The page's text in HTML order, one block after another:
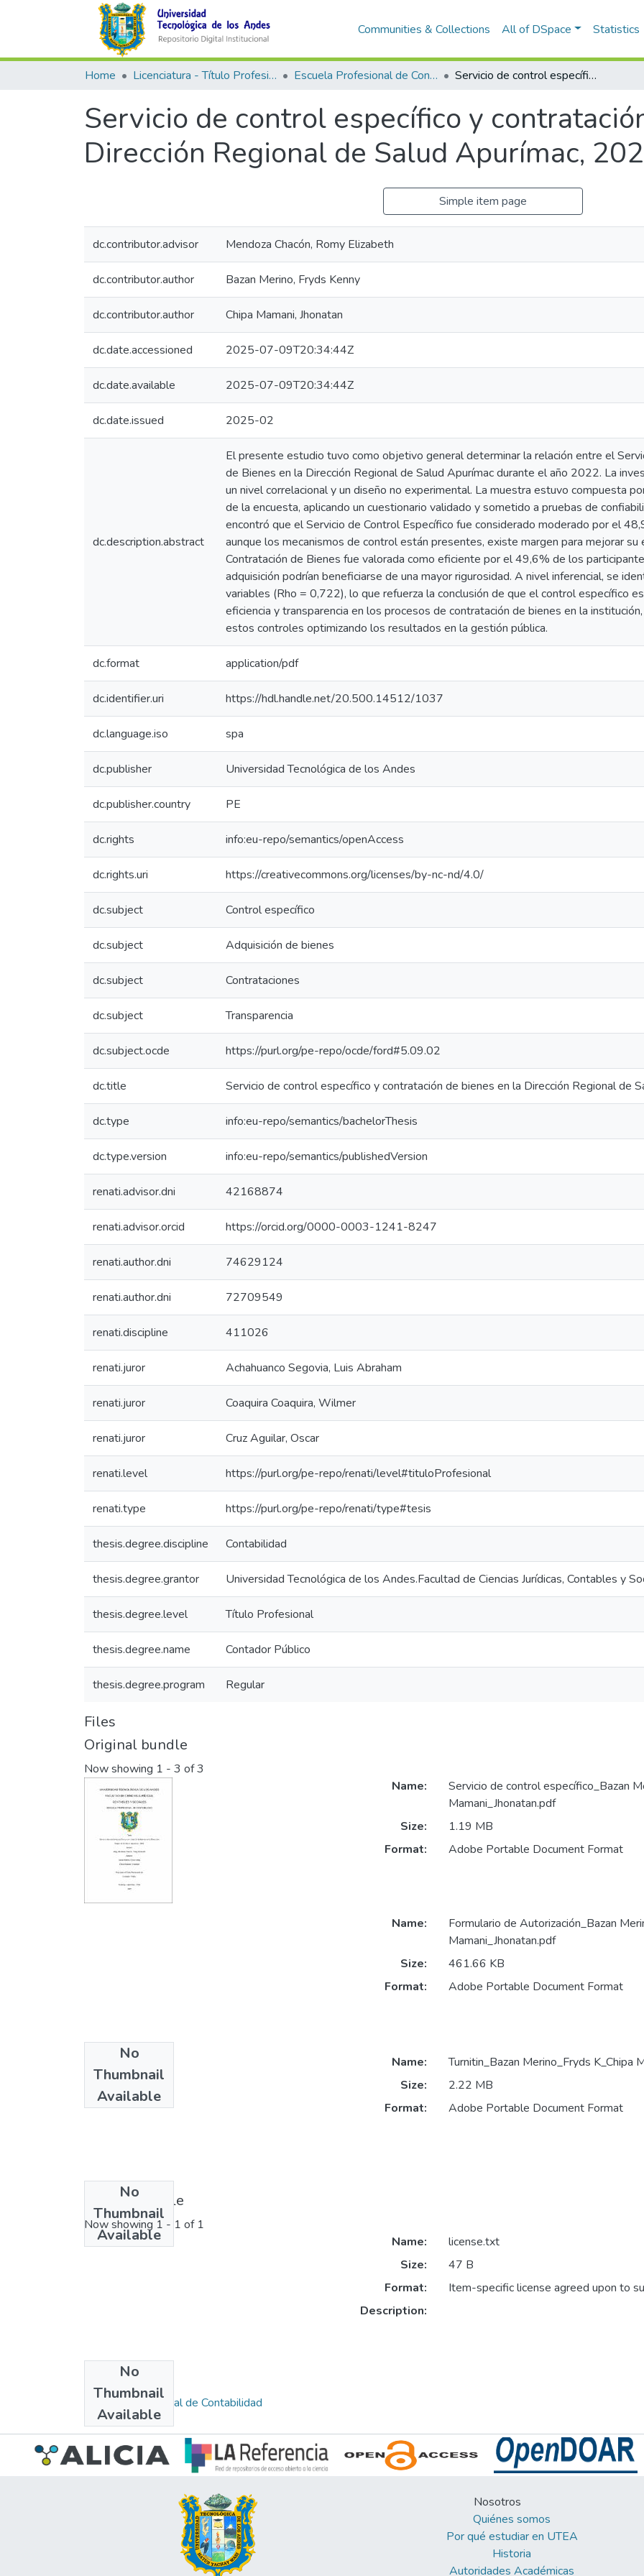
Communities & Collections All of DSpace Statistics
Home Licenciatura - Título Profesional Escuela Profesional de Contabilidad Servicio de control específico y contratación de bienes en la Dirección Regional de Salud Apurímac, 2022
Servicio de control específico y
Dirección Regional de Salud Apurímac,
Simple item page
dc.contributor.advisor Mendoza Chacón, Romy Elizabeth
dc.contributor.author Bazan Merino, Fryds Kenny
dc.contributor.author Chipa Mamani, Jhonatan
dc.date.accessioned 2025-07-09T20:34:44Z
dc.date.available 2025-07-09T20:34:44Z
dc.date.issued 2025-02
dc.description.abstract
El presente estudio tuvo como objetivo general determinar la relación entre el
de Bienes en la Dirección Regional de Salud Apurímac durante el año 2022. La
un nivel correlacional y un diseño no experimental. La muestra estuvo compuesta
de la encuesta, aplicando un cuestionario validado y sometido a pruebas de
encontró que el Servicio de Control Específico fue considerado moderado por el
aunque los mecanismos de control están presentes, existe margen para mejorar su
Contratación de Bienes fue valorada como eficiente por el 49,6% de los
adquisición podrían beneficiarse de una mayor rigurosidad. A nivel inferencial, se
variables (Rho = 0,722), lo que refuerza la conclusión de que el control específico
eficiencia y transparencia en los procesos de contratación de bienes en la
estos controles optimizando los resultados en la gestión pública.
dc.format application/pdf
dc.identifier.uri https://hdl.handle.net/20.500.14512/1037
dc.language.iso spa
dc.publisher Universidad Tecnológica de los Andes
dc.publisher.country PE
dc.rights info:eu-repo/semantics/openAccess
dc.rights.uri https://creativecommons.org/licenses/by-nc-nd/4.0/
dc.subject Control específico
dc.subject Adquisición de bienes
dc.subject Contrataciones
dc.subject Transparencia
dc.subject.ocde https://purl.org/pe-repo/ocde/ford#5.09.02
dc.title Servicio de control específico y contratación de bienes en la Dirección Regional de
dc.type info:eu-repo/semantics/bachelorThesis
dc.type.version info:eu-repo/semantics/publishedVersion
renati.advisor.dni 42168874
renati.advisor.orcid https://orcid.org/0000-0003-1241-8247
renati.author.dni 74629124
renati.author.dni 72709549
renati.discipline 411026
renati.juror Achahuanco Segovia, Luis Abraham
renati.juror Coaquira Coaquira, Wilmer
renati.juror Cruz Aguilar, Oscar
renati.level https://purl.org/pe-repo/renati/level#tituloProfesional
renati.type https://purl.org/pe-repo/renati/type#tesis
thesis.degree.discipline Contabilidad
thesis.degree.grantor Universidad Tecnológica de los Andes.Facultad de Ciencias Jurídicas, Contables y
thesis.degree.level Título Profesional
thesis.degree.name Contador Público
thesis.degree.program Regular
Files
Original bundle
Now showing 1 - 3 of 3
Name:
Servicio de control específico_Bazan
Mamani_Jhonatan.pdf
Size:
1.19 MB
Format:
Adobe Portable Document Format
No
Thumbnail
Available
Name:
Formulario de Autorización_Bazan
Mamani_Jhonatan.pdf
Size:
461.66 KB
Format:
Adobe Portable Document Format
No
Thumbnail
Available
Name:
Turnitin_Bazan Merino_Fryds K_Chipa
Size:
2.22 MB
Format:
Adobe Portable Document Format
License bundle
Now showing 1 - 1 of 1
No
Thumbnail
Available
Name:
license.txt
Size:
47 B
Format:
Item-specific license agreed upon to
Description:
Collections
Escuela Profesional de Contabilidad
Nosotros
Quiénes somos
Por qué estudiar en UTEA
Historia
Autoridades Académicas